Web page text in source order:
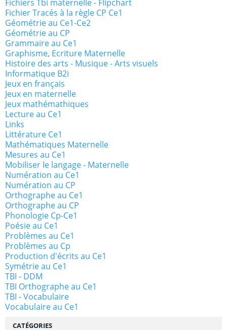
Fichiers Tbi maternelle - Flipchart
Fichier Tracés à la règle CP Ce1
Géométrie au Ce1-Ce2
Géométrie au CP
Grammaire au Ce1
Graphisme, Ecriture Maternelle
Histoire des arts - Musique - Arts visuels
Informatique B2i
Jeux en français
Jeux en maternelle
Jeux mathémathiques
Lecture au Ce1
Links
Littérature Ce1
Mathématiques Maternelle
Mesures au Ce1
Mobiliser le langage - Maternelle
Numération au Ce1
Numération au CP
Orthographe au Ce1
Orthographe au CP
Phonologie Cp-Ce1
Poésie au Ce1
Problèmes au Ce1
Problèmes au Cp
Production d'écrits au Ce1
Symétrie au Ce1
TBI - DDM
TBI Orthographe au Ce1
TBI - Vocabulaire
Vocabulaire au Ce1
CATÉGORIES